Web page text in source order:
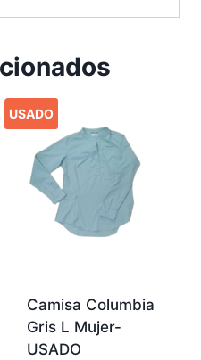
USADO
Camisa Columbia
Gris L Mujer-
USADO